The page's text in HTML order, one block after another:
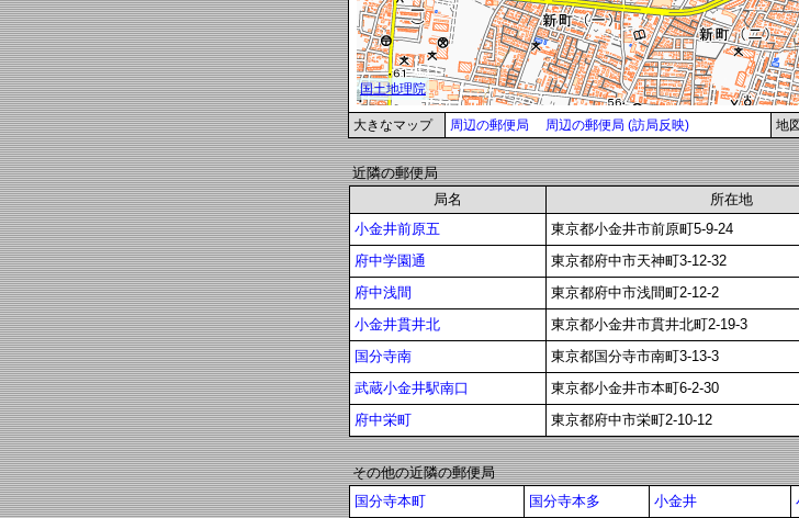
大きなマップ 周辺の郵便局 周辺の郵便局 (訪局反映) 地
近隣の郵便局
局名
所在地
小金井前原五
東京都小金井市前原町5-9-24
府中学園通
東京都府中市天神町3-12-32
府中浅間
東京都府中市浅間町2-12-2
小金井貫井北
東京都小金井市貫井北町2-19-3
国分寺南
東京都国分寺市南町3-13-3
武蔵小金井駅南口
東京都小金井市本町6-2-30
府中栄町
東京都府中市栄町2-10-12
その他の近隣の郵便局
国分寺本町
国分寺本多 小金井